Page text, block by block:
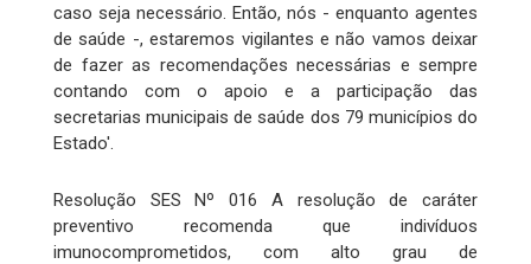
caso seja necessário. Então, nós - enquanto agentes
de saúde -, estaremos vigilantes e não vamos deixar
de fazer as recomendações necessárias e sempre
contando com o apoio e a participação das
secretarias municipais de saúde dos 79 municípios do
Estado'.
Resolução SES Nº 016 A resolução de caráter
preventivo recomenda que indivíduos
imunocomprometidos, com alto grau de